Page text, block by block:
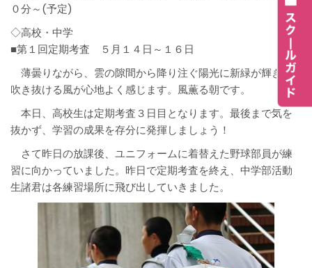
０分～(予定)
◇高校・中学
■第１回定期考査 ５月１４日～１６日
薄曇りながら、雲の隙間から降り注ぐ陽光に新緑が輝き、
吹き抜ける風が心地よく感じます。風薫る朝です。
本日、高校生は定期考査３日目となります。最後まで気を
抜かず、学習の成果を存分に発揮しましょう！
さて昨日の放課後、ユニフォームに着替えた野球部員が練
習に向かっていました。昨日で定期考査を終え、中学部活動
生諸君は各練習場所に飛び出していきました。